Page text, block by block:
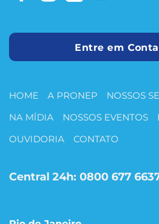
Entre em
HOME A PRONEP
NOSSOS
NA MÍDIA
NOSSOS EVENTOS
OUVIDORIA
CONTATO
Central 24h: 0800 677